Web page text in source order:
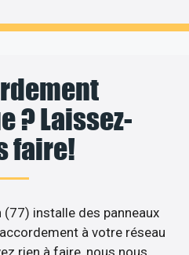
? Laissez-
faire!
(77) installe des panneaux
à votre réseau